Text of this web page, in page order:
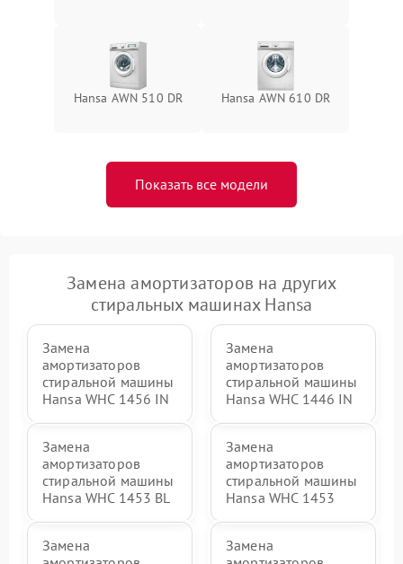
Hansa AWN 510 DR Hansa AWN 610 DR
Показать все модели
Замена амортизаторов на других
стиральных машинах Hansa
Замена
амортизаторов
стиральной машины
Hansa WHC 1456 IN
Замена
амортизаторов
стиральной машины
Hansa WHC 1446 IN
Замена
амортизаторов
стиральной машины
Hansa WHC 1453 BL
Замена
амортизаторов
стиральной машины
Hansa WHC 1453
Замена
Замена